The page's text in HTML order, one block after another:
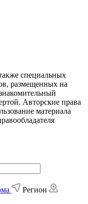
специальных
размещенных на
Авторские права
материала
Регион